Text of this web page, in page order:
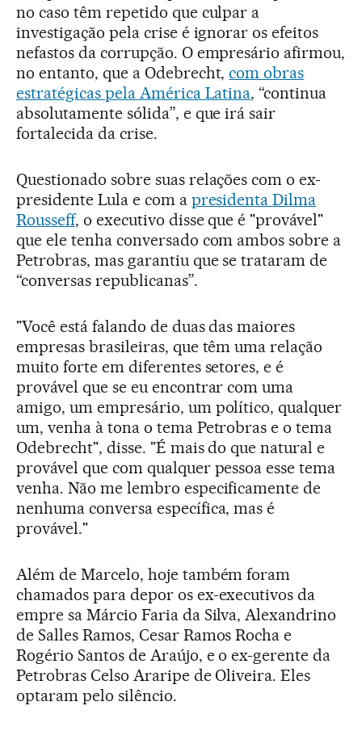
no caso têm repetido que culpar a
investigação pela crise é ignorar os efeitos
nefastos da corrupção. O empresário afirmou,
no entanto, que a Odebrecht,com obras
estratégicas pela América Latina, “continua
absolutamente sólida”, e que irá sair
fortalecida da crise.
Questionado sobre suas relações com o ex-
presidente Lula e com a presidenta Dilma
Rousseff, o executivo disse que é "provável"
que ele tenha conversado com ambos sobre a
Petrobras, mas garantiu que se trataram de
“conversas republicanas”.
"Você está falando de duas das maiores
empresas brasileiras, que têm uma relação
muito forte em diferentes setores, e é
provável que se eu encontrar com uma
amigo, um empresário, um político, qualquer
um, venha à tona o tema Petrobras e o tema
Odebrecht", disse. "É mais do que natural e
provável que com qualquer pessoa esse tema
venha. Não me lembro especificamente de
nenhuma conversa específica, mas é
provável."
Além de Marcelo, hoje também foram
chamados para depor os ex-executivos da
empre sa Márcio Faria da Silva, Alexandrino
de Salles Ramos, Cesar Ramos Rocha e
Rogério Santos de Araújo, e o ex-gerente da
Petrobras Celso Araripe de Oliveira. Eles
optaram pelo silêncio.